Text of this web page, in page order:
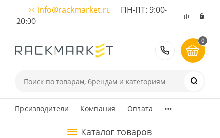
info@rackmarket.ru ПН-ПТ: 9:00-
20:00
8 (495)
0
Производители Компания Оплата ...
Каталог товаров